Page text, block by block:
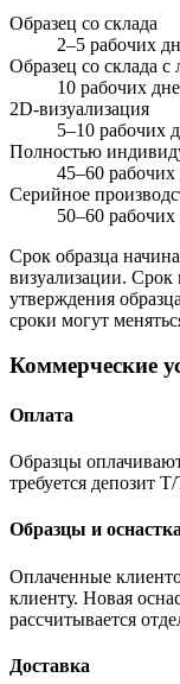
Образец со склада
2–5 рабочих
Образец со склада с
10 рабочих
2D-визуализация
5–10 рабочих
Полностью
45–60 рабочих
Серийное
50–60 рабочих
Срок образца
визуализации. Срок
утверждения
сроки могут
Коммерческие
Оплата
Образцы
требуется депозит
Образцы и оснастка
Оплаченные
клиенту. Новая
рассчитывается
Доставка